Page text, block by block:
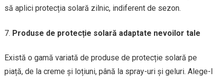
să aplici protecția solară zilnic, indiferent de sezon.
Produse de protecție solară adaptate nevoilor tale
Există o gamă variată de produse de protecție solară pe
piață, de la creme și loțiuni, până la spray-uri și geluri. Alege-l